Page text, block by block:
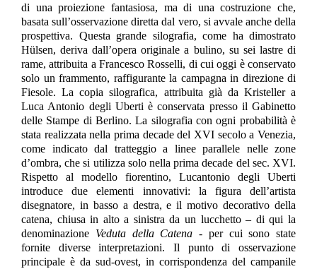
di una proiezione fantasiosa, ma di una costruzione che,
basata sull’osservazione diretta dal vero, si avvale anche della
prospettiva. Questa grande silografia, come ha dimostrato
Hülsen, deriva dall’opera originale a bulino, su sei lastre di
rame, attribuita a Francesco Rosselli, di cui oggi è conservato
solo un frammento, raffigurante la campagna in direzione di
Fiesole. La copia silografica, attribuita già da Kristeller a
Luca Antonio degli Uberti è conservata presso il Gabinetto
delle Stampe di Berlino. La silografia con ogni probabilità è
stata realizzata nella prima decade del XVI secolo a Venezia,
come indicato dal tratteggio a linee parallele nelle zone
d’ombra, che si utilizza solo nella prima decade del sec. XVI.
Rispetto al modello fiorentino, Lucantonio degli Uberti
introduce due elementi innovativi: la figura dell’artista
disegnatore, in basso a destra, e il motivo decorativo della
catena, chiusa in alto a sinistra da un lucchetto – di qui la
denominazione Veduta della Catena - per cui sono state
fornite diverse interpretazioni. Il punto di osservazione
principale è da sud-ovest, in corrispondenza del campanile